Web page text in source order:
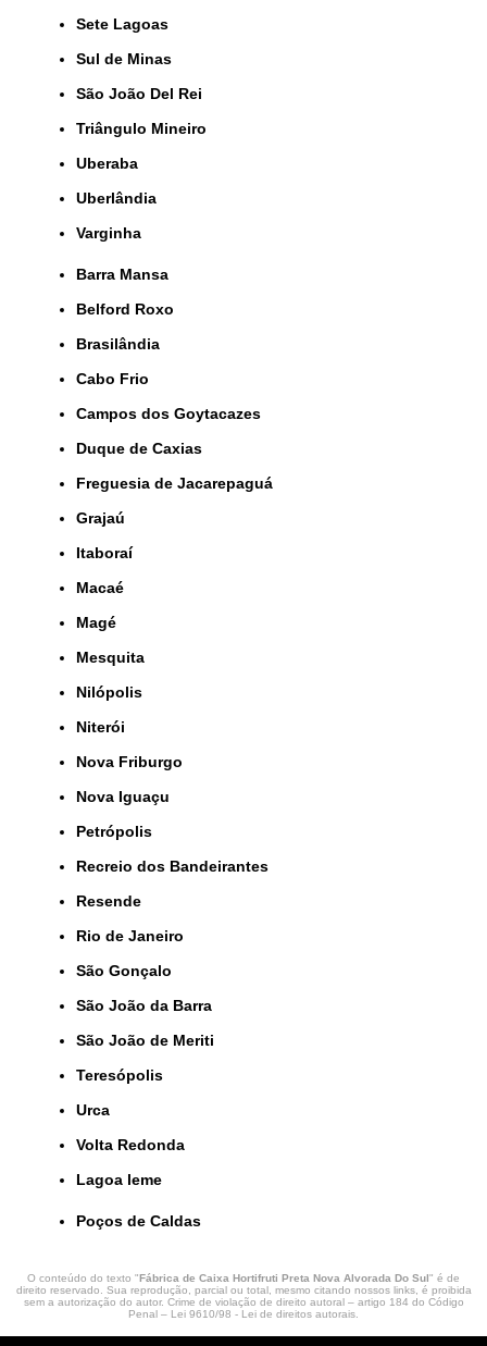
Sete Lagoas
Sul de Minas
São João Del Rei
Triângulo Mineiro
Uberaba
Uberlândia
Varginha
Barra Mansa
Belford Roxo
Brasilândia
Cabo Frio
Campos dos Goytacazes
Duque de Caxias
Freguesia de Jacarepaguá
Grajaú
Itaboraí
Macaé
Magé
Mesquita
Nilópolis
Niterói
Nova Friburgo
Nova Iguaçu
Petrópolis
Recreio dos Bandeirantes
Resende
Rio de Janeiro
São Gonçalo
São João da Barra
São João de Meriti
Teresópolis
Urca
Volta Redonda
lagoa leme
Poços de Caldas
O conteúdo do texto "Fábrica de Caixa Hortifruti Preta Nova Alvorada Do Sul" é de
direito reservado. Sua reprodução, parcial ou total, mesmo citando nossos links, é proibida
sem a autorização do autor. Crime de violação de direito autoral – artigo 184 do Código
Penal – Lei 9610/98 - Lei de direitos autorais.